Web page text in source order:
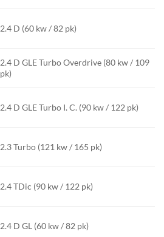
2.4 D (60 kw / 82 pk)
2.4 D GLE Turbo Overdrive (80 kw / 109
pk)
2.4 D GLE Turbo I. C. (90 kw / 122 pk)
2.3 Turbo (121 kw / 165 pk)
2.4 TDic (90 kw / 122 pk)
2.4 D GL (60 kw / 82 pk)